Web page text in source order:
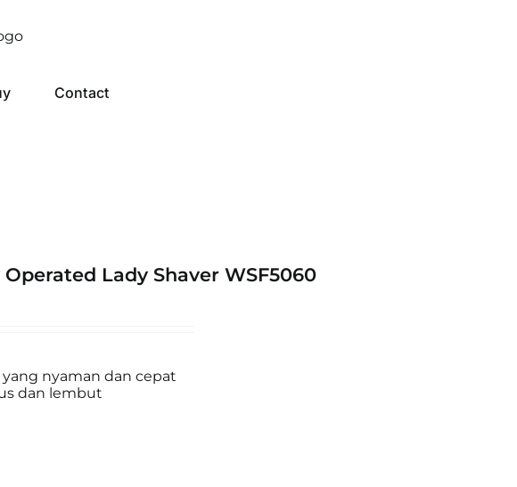
Contact
Lady Shaver WSF5060
nyaman dan cepat
dan lembut